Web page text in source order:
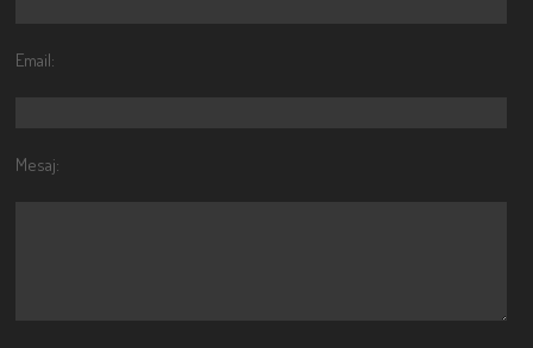
Email:
Mesaj: